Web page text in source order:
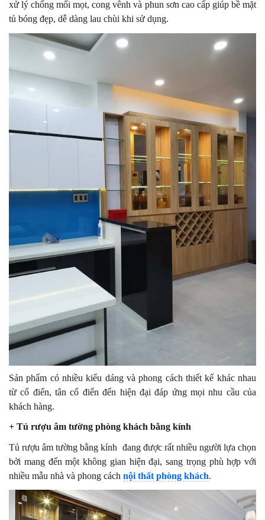
xử lý chống mối mọt, cong vênh và phun sơn cao cấp giúp bề mặt
tủ bóng đẹp, dễ dàng lau chùi khi sử dụng.
Sản phẩm có nhiều kiểu dáng và phong cách thiết kế khác nhau
từ cổ điển, tân cổ điển đến hiện đại đáp ứng mọi nhu cầu của
khách hàng.
+ Tủ rượu âm tường phòng khách bằng kính
Tủ rượu âm tường bằng kính đang được rất nhiều người lựa chọn
bởi mang đến một không gian hiện đại, sang trọng phù hợp với
nhiều mẫu nhà và phong cách nội thất phòng khách.